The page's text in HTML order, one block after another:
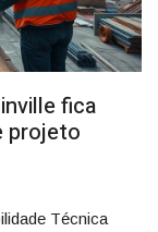
fica
projeto
Técnica